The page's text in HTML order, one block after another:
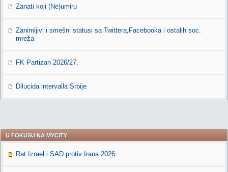
Zanati koji (Ne)umiru
Zanimljivi i smešni statusi sa Twittera,Facebooka i ostalih soc.
mreža
FK Partizan 2026/27.
Dilucida intervalla Srbije
U FOKUSU NA MYCITY
Rat Izrael i SAD protiv Irana 2026